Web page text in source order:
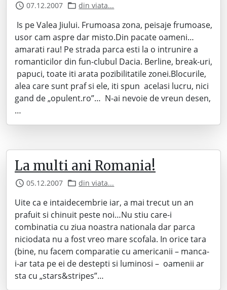
07.12.2007 din viata...
Is pe Valea Jiului. Frumoasa zona, peisaje frumoase,
usor cam aspre dar misto.Din pacate oameni…
amarati rau! Pe strada parca esti la o intrunire a
romanticilor din fun-clubul Dacia. Berline, break-uri,
papuci, toate iti arata pozibilitatile zonei.Blocurile,
alea care sunt praf si ele, iti spun acelasi lucru, nici
gand de „opulent.ro”… N-ai nevoie de vreun desen,
…
La multi ani Romania!
05.12.2007 din viata...
Uite ca e intaidecembrie iar, a mai trecut un an
prafuit si chinuit peste noi…Nu stiu care-i
combinatia cu ziua noastra nationala dar parca
niciodata nu a fost vreo mare scofala. In orice tara
(bine, nu facem comparatie cu americanii – manca-
i-ar tata pe ei de destepti si luminosi – oamenii ar
sta cu „stars&stripes”…